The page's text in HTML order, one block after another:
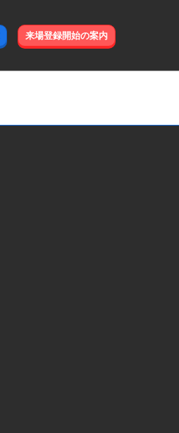
来場登録開始の案内